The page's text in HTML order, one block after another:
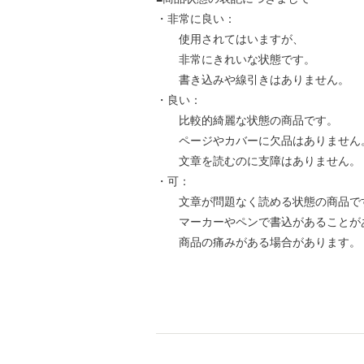
・非常に良い：
使用されてはいますが、
非常にきれいな状態です。
書き込みや線引きはありません。
・良い：
比較的綺麗な状態の商品です。
ページやカバーに欠品はありません
文章を読むのに支障はありません。
・可：
文章が問題なく読める状態の商品で
マーカーやペンで書込があることが
商品の痛みがある場合があります。